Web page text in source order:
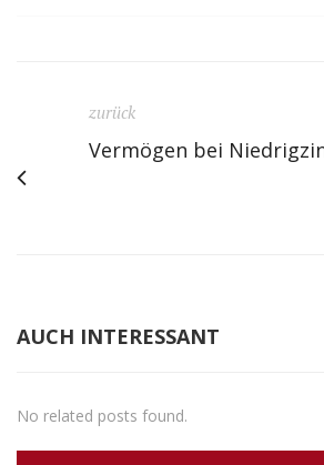
zurück
Vermögen bei
AUCH INTERESSANT
No related posts found.